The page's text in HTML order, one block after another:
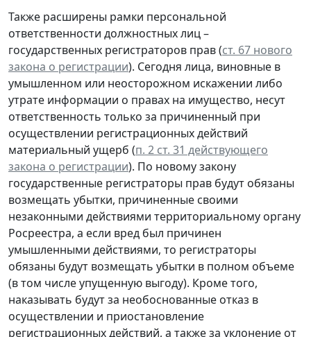
Также расширены рамки персональной
ответственности должностных лиц –
государственных регистраторов прав (ст. 67 нового
закона о регистрации). Сегодня лица, виновные в
умышленном или неосторожном искажении либо
утрате информации о правах на имущество, несут
ответственность только за причиненный при
осуществлении регистрационных действий
материальный ущерб (п. 2 ст. 31 действующего
закона о регистрации). По новому закону
государственные регистраторы прав будут обязаны
возмещать убытки, причиненные своими
незаконными действиями территориальному органу
Росреестра, а если вред был причинен
умышленными действиями, то регистраторы
обязаны будут возмещать убытки в полном объеме
(в том числе упущенную выгоду). Кроме того,
наказывать будут за необоснованные отказ в
осуществлении и приостановление
регистрационных действий, а также за уклонение от